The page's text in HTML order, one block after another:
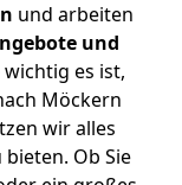
und arbeiten
und
es ist,
Möckern
wir alles
Ob Sie